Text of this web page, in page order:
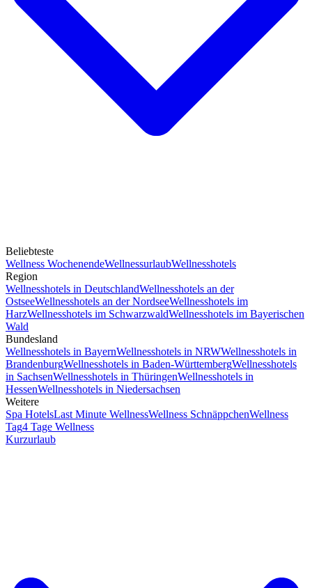
Beliebteste
Wellness WochenendeWellnessurlaubWellnesshotels
Region
Wellnesshotels in DeutschlandWellnesshotels an der
OstseeWellnesshotels an der NordseeWellnesshotels im
HarzWellnesshotels im SchwarzwaldWellnesshotels im Bayerischen
Wald
Bundesland
Wellnesshotels in BayernWellnesshotels in NRWWellnesshotels in
BrandenburgWellnesshotels in Baden-WürttembergWellnesshotels
in SachsenWellnesshotels in ThüringenWellnesshotels in
HessenWellnesshotels in Niedersachsen
Weitere
Spa HotelsLast Minute WellnessWellness SchnäppchenWellness
Tag4 Tage Wellness
Kurzurlaub